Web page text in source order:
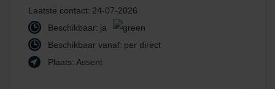
Laatste contact: 24-07-2026
Beschikbaar: ja
Beschikbaar vanaf: per direct
Plaats: Assent